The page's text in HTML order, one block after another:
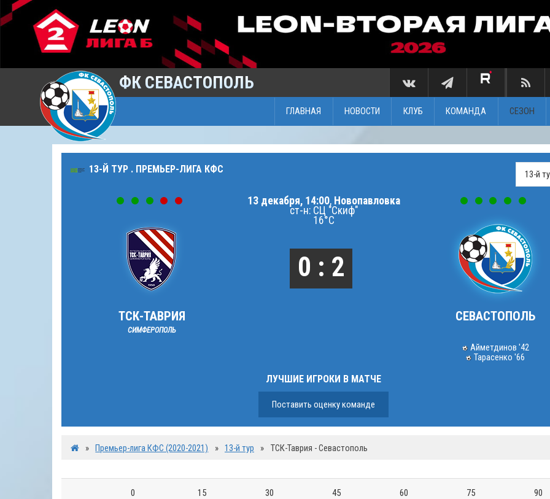
ФК СЕВАСТОПОЛЬ
ГЛАВНАЯ НОВОСТИ КЛУБ КОМАНДА СЕЗОН
13-Й ТУР . ПРЕМЬЕР-ЛИГА КФС
ТСК-ТАВРИЯ
СИМФЕРОПОЛЬ
13 декабря, 14:00, Новопавловка
ст-н: СЦ "Скиф"
16°C
0 : 2
СЕВАСТОПОЛЬ
Айметдинов '42
Тарасенко '66
ЛУЧШИЕ ИГРОКИ В МАТЧЕ
Поставить оценку команде
» Премьер-лига КФС (2020-2021) » 13-й тур » ТСК-Таврия - Севастополь
0 15 30 45 60 75 90